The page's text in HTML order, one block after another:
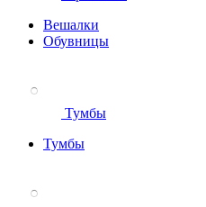
Вешалки
Обувницы
Тумбы
Тумбы